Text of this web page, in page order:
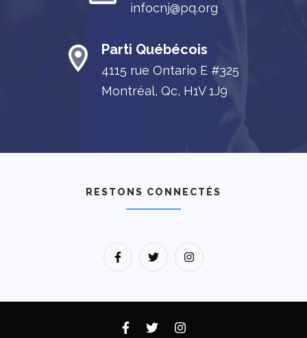
infocnj@pq.org
Parti Québécois
4115 rue Ontario E #325
Montréal, Qc, H1V 1J9
RESTONS CONNECTÉS